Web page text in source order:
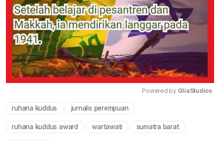
Powered by GliaStudios
ruhana kuddus jurnalis perempuan
ruhana kuddus award wartawati sumatra barat